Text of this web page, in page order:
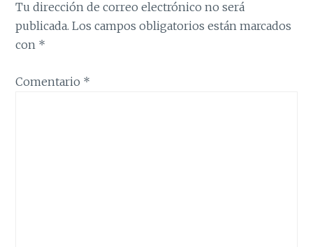
Tu dirección de correo electrónico no será
publicada. Los campos obligatorios están marcados
con *
Comentario *